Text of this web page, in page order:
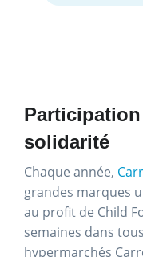
solidarité
Chaque année,
grandes marques
au profit de Child
semaines dans
hypermarchés